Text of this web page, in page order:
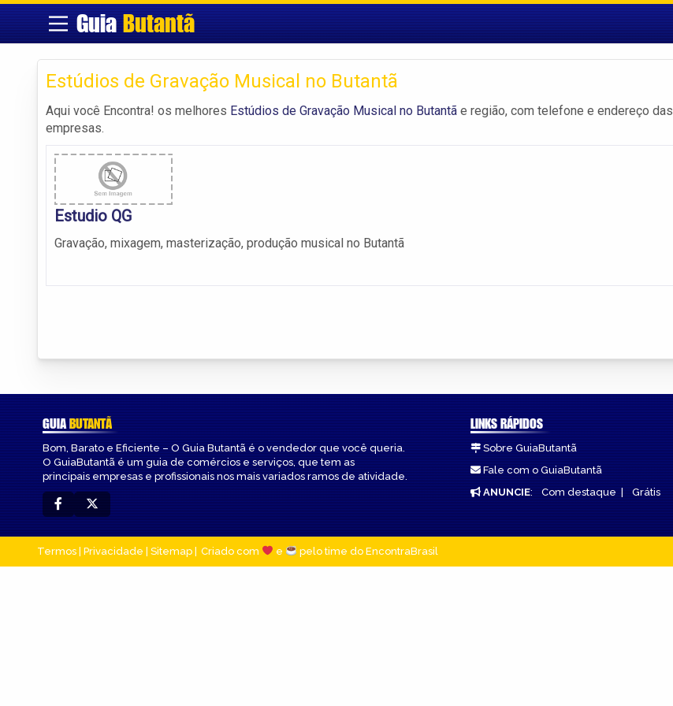
GuiaButantã
Estúdios de Gravação Musical no Butantã
Aqui você Encontra! os melhores Estúdios de Gravação Musical no Butantã e região, com telefone e endereço das
empresas.
Estudio QG
Gravação, mixagem, masterização, produção musical no Butantã
GUIABUTANTÃ
Bom, Barato e Eficiente – O Guia Butantã é o vendedor que você queria.
O GuiaButantã é um guia de comércios e serviços, que tem as
principais empresas e profissionais nos mais variados ramos de atividade.
LINKS RÁPIDOS
Sobre GuiaButantã
Fale com o GuiaButantã
ANUNCIE: Com destaque| Grátis
Termos | Privacidade | Sitemap Criado com e pelo time do EncontraBrasil